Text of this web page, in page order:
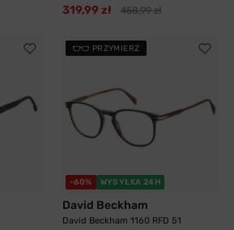
319,99 zł 458,99 zł
PRZYMIERZ
-60% WYSYŁKA 24H
David Beckham
David Beckham 1160 RFD 51